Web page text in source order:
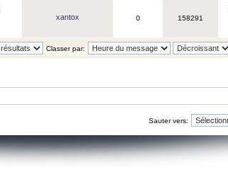
xantox 0 158291
Classer par:
Sauter vers: